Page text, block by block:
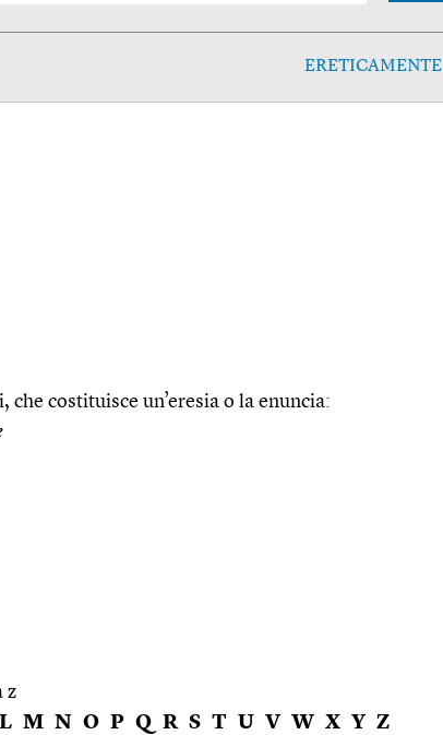
ERETICAMENTE
che costituisce un’eresia o la enuncia:
z
L M N O P Q R S T U V W X Y Z